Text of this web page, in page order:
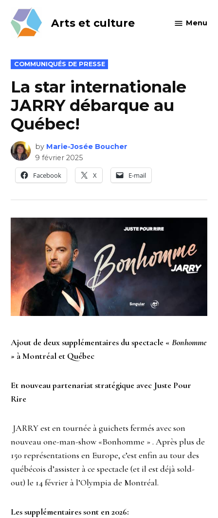
content
Arts et culture Menu
POSTED
IN
COMMUNIQUÉS DE PRESSE
La star internationale
JARRY débarque au
Québec!
by Marie-Josée Boucher
9 février 2025
Facebook
X E-mail
Ajout de deux supplémentaires du spectacle «Bonhomme
» à Montréal et Québec
Et nouveau partenariat stratégique avec Juste Pour
Rire
JARRY est en tournée à guichets fermés avec son
nouveau one-man-show «Bonhomme » . Après plus de
150 représentations en Europe, c’est enfin au tour des
québécois d’assister à ce spectacle (et il est déjà sold-
out) le 14 février à l’Olympia de Montréal.
Les supplémentaires sont en 2026: